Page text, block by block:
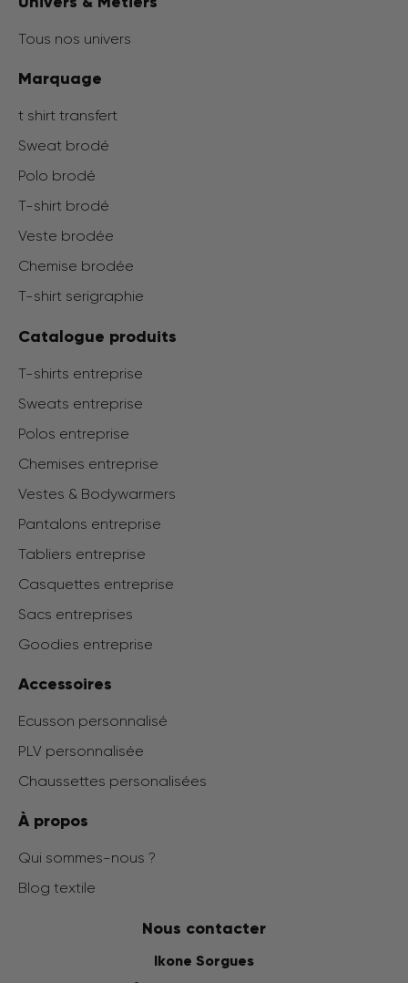
Tous nos univers
Marquage
t shirt transfert
Sweat brodé
Polo brodé
T-shirt brodé
Veste brodée
Chemise brodée
T-shirt serigraphie
Catalogue produits
T-shirts entreprise
Sweats entreprise
Polos entreprise
Chemises entreprise
Vestes & Bodywarmers
Pantalons entreprise
Tabliers entreprise
Casquettes entreprise
Sacs entreprises
Goodies entreprise
Accessoires
Ecusson personnalisé
PLV personnalisée
Chaussettes personalisées
À propos
Qui sommes-nous ?
Blog textile
Nous contacter
Ikone Sorgues